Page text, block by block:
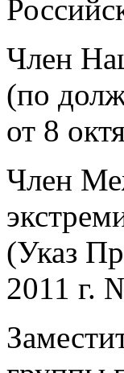
Член
(по
от 8
Член
(Указ
2011 г.